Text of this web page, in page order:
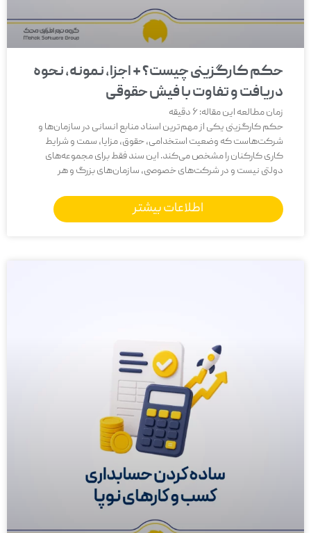
حکم کارگزینی چیست؟ + اجزا، نمونه، نحوه
دریافت و تفاوت با فیش حقوقی
زمان مطالعه این مقاله:6 دقیقه
حکم کارگزینی یکی از مهم‌ترین اسناد منابع انسانی در سازمان‌ها و
شرکت‌هاست که وضعیت استخدامی، حقوق، مزایا، سمت و شرایط
کاری کارکنان را مشخص می‌کند. این سند فقط برای مجموعه‌های
دولتی نیست و در شرکت‌های خصوصی، سازمان‌های بزرگ و هر
اطلاعات بیشتر